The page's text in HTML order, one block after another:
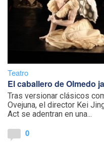
Teatro
El caballero de Olmedo
Tras versionar clásicos
Ovejuna, el director Kei
Act se adentran en una...
0